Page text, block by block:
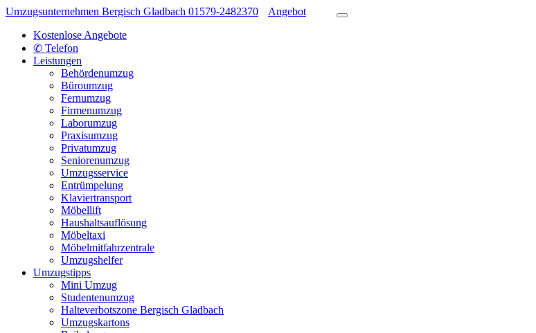
Umzugsunternehmen Bergisch Gladbach 01579-2482370
Angebot
Kostenlose Angebote
✆ Telefon
Leistungen
Behördenumzug
Büroumzug
Fernumzug
Firmenumzug
Laborumzug
Praxisumzug
Privatumzug
Seniorenumzug
Umzugsservice
Entrümpelung
Klaviertransport
Möbellift
Haushaltsauflösung
Möbeltaxi
Möbelmitfahrzentrale
Umzugshelfer
Umzugstipps
Mini Umzug
Studentenumzug
Halteverbotszone Bergisch Gladbach
Umzugskartons